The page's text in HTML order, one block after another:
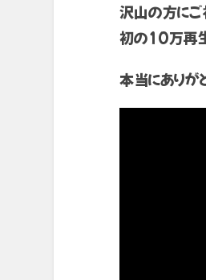
沢山の方にご
初の10万再
本当にありが